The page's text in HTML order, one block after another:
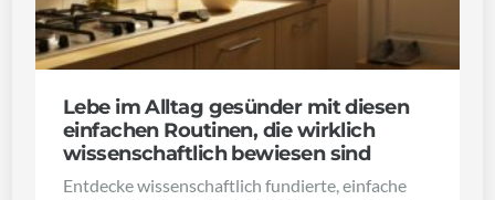
Lebe im Alltag gesünder mit diesen
einfachen Routinen, die wirklich
wissenschaftlich bewiesen sind
Entdecke wissenschaftlich fundierte, einfache